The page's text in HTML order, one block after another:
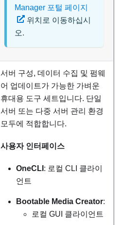
Manager 포털 페이지
위치로 이동하십시
오.
서버 구성, 데이터 수집 및 펌웨
어 업데이트가 가능한 가벼운
휴대용 도구 세트입니다. 단일
서버 또는 다중 서버 관리 환경
모두에 적합합니다.
사용자 인터페이스
OneCLI : 로컬 CLI 클라이
언트
Bootable Media Creator:
로컬 GUI 클라이언트